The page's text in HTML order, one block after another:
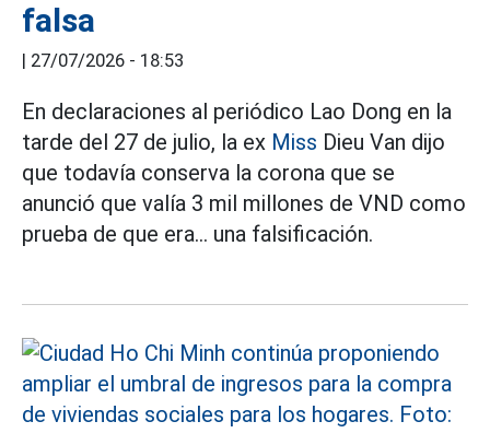
falsa
| 27/07/2026 - 18:53
En declaraciones al periódico Lao Dong en la
tarde del 27 de julio, la ex Miss Dieu Van dijo
que todavía conserva la corona que se
anunció que valía 3 mil millones de VND como
prueba de que era... una falsificación.